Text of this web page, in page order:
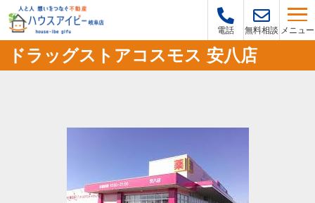
電話 無料相談 メニュー
ドラッグストアコスモス 安八店